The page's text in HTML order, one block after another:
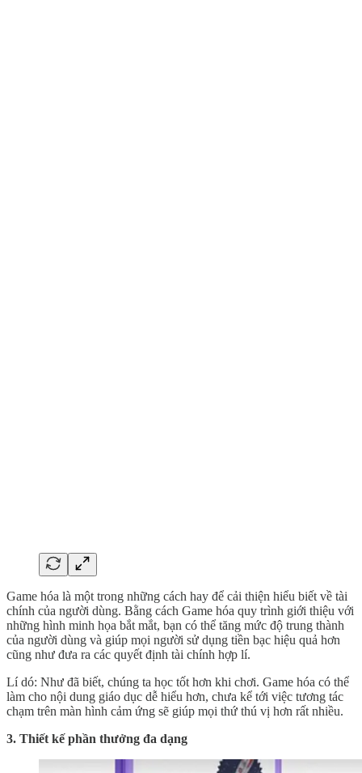
Game hóa là một trong những cách hay để cải thiện hiểu biết về tài
chính của người dùng. Bằng cách Game hóa quy trình giới thiệu với
những hình minh họa bắt mắt, bạn có thể tăng mức độ trung thành
của người dùng và giúp mọi người sử dụng tiền bạc hiệu quả hơn
cũng như đưa ra các quyết định tài chính hợp lí.
Lí dó: Như đã biết, chúng ta học tốt hơn khi chơi. Game hóa có thể
làm cho nội dung giáo dục dễ hiểu hơn, chưa kể tới việc tương tác
chạm trên màn hình cảm ứng sẽ giúp mọi thứ thú vị hơn rất nhiều.
3. Thiết kế phần thưởng đa dạng